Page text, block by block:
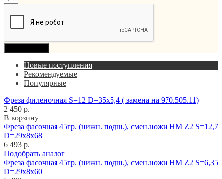
Новые поступления
Рекомендуемые
Популярные
Фреза филеночная S=12 D=35x5,4 ( замена на 970.505.11)
2 450 р.
В корзину
Фреза фасочная 45гр. (нижн. подш.), смен.ножи HM Z2 S=12,7
D=29x8x68
6 493 р.
Подобрать аналог
Фреза фасочная 45гр. (нижн. подш.), смен.ножи HM Z2 S=6,35
D=29x8x60